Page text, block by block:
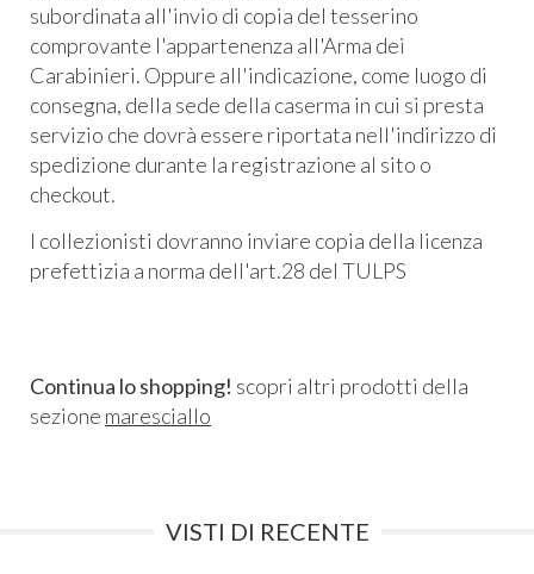
subordinata all'invio di copia del tesserino
comprovante l'appartenenza all'Arma dei
Carabinieri. Oppure all'indicazione, come luogo di
consegna, della sede della caserma in cui si presta
servizio che dovrà essere riportata nell'indirizzo di
spedizione durante la registrazione al sito o
checkout.
I collezionisti dovranno inviare copia della licenza
prefettizia a norma dell'art.28 del TULPS
Continua lo shopping! scopri altri prodotti della
sezione maresciallo
VISTI DI RECENTE